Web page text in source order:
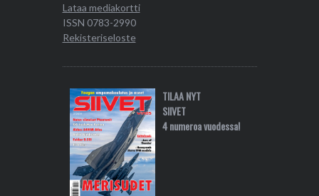
Lataa mediakortti
ISSN 0783-2990
Rekisteriseloste
TILAA NYT
SIIVET
4 numeroa vuodessa!